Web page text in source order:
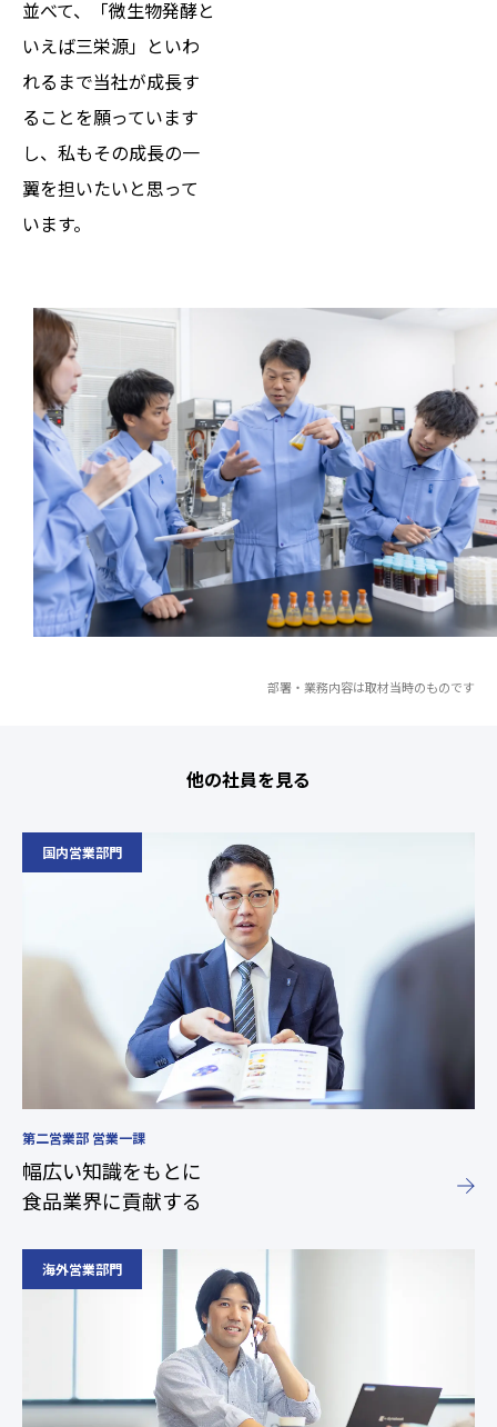
並べて、「微生物発酵と
いえば三栄源」といわ
れるまで当社が成長す
ることを願っています
し、私もその成長の一
翼を担いたいと思って
います。
部署・業務内容は取材当時のものです
他の社員を見る
第二営業部 営業一課
幅広い知識をもとに
食品業界に貢献する